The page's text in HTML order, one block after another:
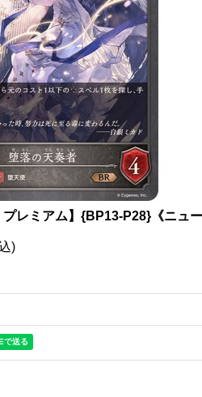
レミアム】{BP13-P28}《ニュー
)